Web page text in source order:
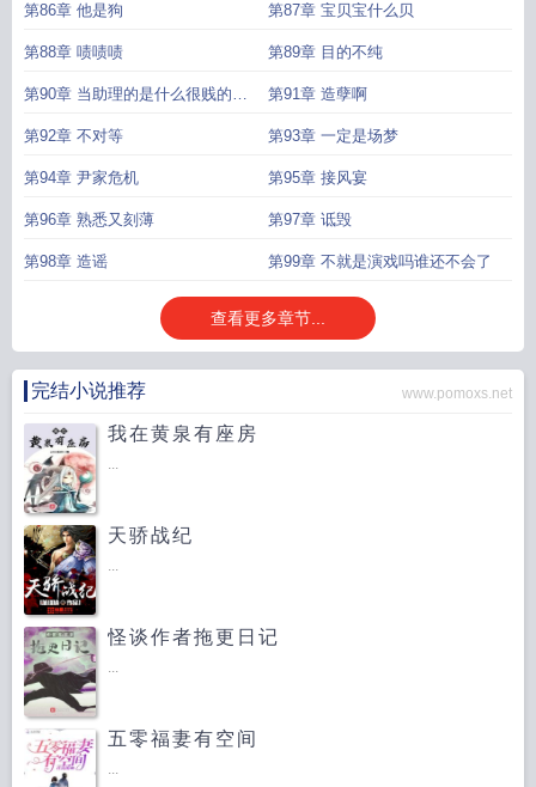
第86章 他是狗 第87章 宝贝宝什么贝
第88章 啧啧啧 第89章 目的不纯
第90章 当助理的是什么很贱的人
吗
第91章 造孽啊
第92章 不对等 第93章 一定是场梦
第94章 尹家危机 第95章 接风宴
第96章 熟悉又刻薄 第97章 诋毁
第98章 造谣 第99章 不就是演戏吗谁还不会了
查看更多章节...
完结小说推荐 www.pomoxs.net
我在黄泉有座房
...
天骄战纪
...
怪谈作者拖更日记
...
五零福妻有空间
...